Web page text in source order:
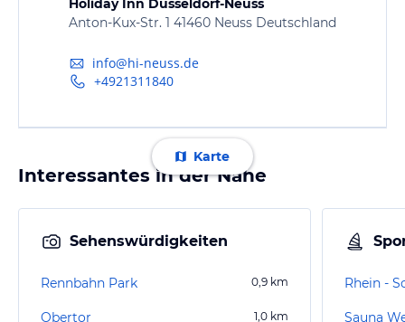
Holiday Inn Düsseldorf-Neuss
Anton-Kux-Str. 1 41460 Neuss Deutschland
info@hi-neuss.de
+4921311840
Karte
Interessantes in der Nähe
Sehenswürdigkeiten
Rennbahn Park 0,9 km
Obertor 1,0 km Sauna